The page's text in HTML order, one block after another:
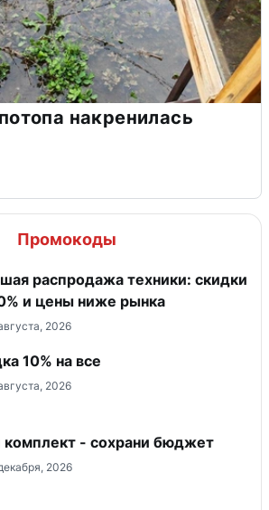
накренилась
Промокоды
распродажа техники: скидки
и цены ниже рынка
2026
10% на все
2026
комплект - сохрани бюджет
2026